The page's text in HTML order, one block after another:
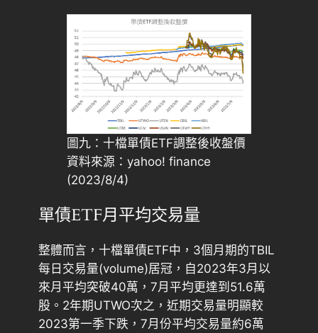
圖九：十檔單債ETF調整後收盤價
資料來源：yahoo! finance
(2023/8/4)
單債ETF月平均交易量
整體而言，十檔單債ETF中，3個月期的TBIL
每日交易量(volume)居冠，自2023年3月以
來月平均突破40萬，7月平均更達到51.6萬
股。2年期UTWO次之，近期交易量明顯較
2023第一季下跌，7月份平均交易量約6萬